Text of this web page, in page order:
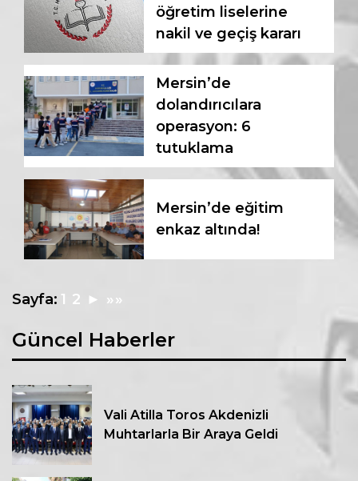
öğretim liselerine
nakil ve geçiş kararı
Mersin’de
dolandırıcılara
operasyon: 6
tutuklama
Mersin’de eğitim
enkaz altında!
Sayfa: 1 2 ► »»
Güncel Haberler
Vali Atilla Toros Akdenizli
Muhtarlarla Bir Araya Geldi